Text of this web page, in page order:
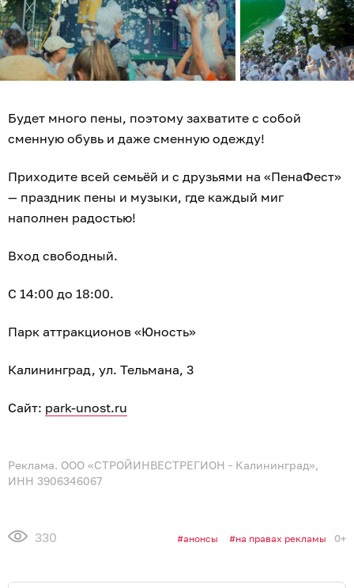
Будет много пены, поэтому захватите с собой
сменную обувь и даже сменную одежду!
Приходите всей семьёй и с друзьями на «ПенаФест»
— праздник пены и музыки, где каждый миг
наполнен радостью!
Вход свободный.
С 14:00 до 18:00.
Парк аттракционов «Юность»
Калининград, ул. Тельмана, 3
Сайт: park-unost.ru
Реклама. ООО «СТРОЙИНВЕСТРЕГИОН - Калининград»,
ИНН 3906346067
330 анонсы на правах рекламы 0+